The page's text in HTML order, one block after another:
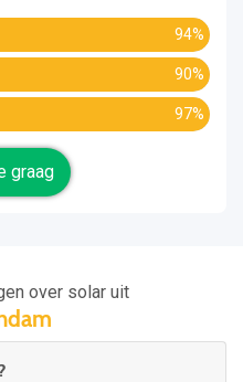
94%
90%
97%
graag
over solar uit